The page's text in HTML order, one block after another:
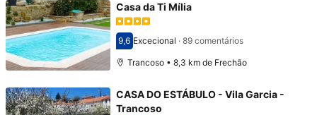
Casa da Ti Mília
Pontuado com 9,6
9,6 Excecional · 89 comentários
Trancoso • 8,3 km de Frechão
CASA DO ESTÁBULO - Vila Garcia -
Trancoso